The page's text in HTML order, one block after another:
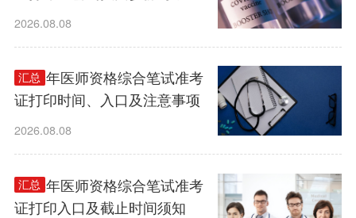
2026.08.08
汇总
2026年医师资格综合笔试准考
证打印时间、入口及注意事项
2026.08.08
汇总
2026年医师资格综合笔试准考
证打印入口及截止时间须知